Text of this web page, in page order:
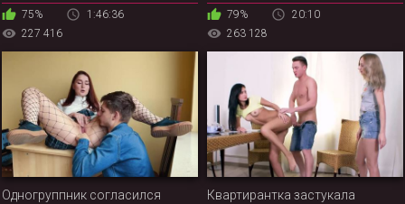
75%
1:46:36
227 416
потрахаться с новыми
знакомыми
79%
20:10
263 128
Одногруппник согласился
Квартирантка застукала